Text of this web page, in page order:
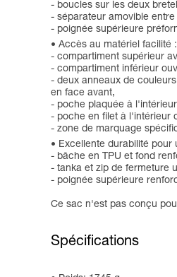
- boucles sur les deux
- séparateur amovible
- poignée supérieure
Accès au matériel facilité :
- compartiment supérieur
- compartiment inférieur
- deux anneaux de
en face avant,
- poche plaquée à
- poche en filet à l'intérieur
- zone de marquage
Excellente durabilité pour
- bâche en TPU et fond
- tanka et zip de fermeture
- poignée supérieure
Ce sac n'est pas conçu
Spécifications